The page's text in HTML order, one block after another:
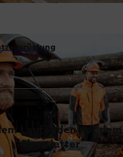
Laufenden mit
Newsletter